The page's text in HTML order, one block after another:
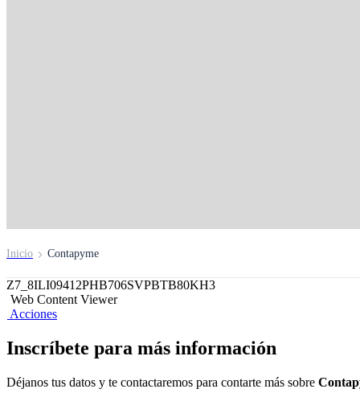
Inicio Contapyme
Z7_8ILI09412PHB706SVPBTB80KH3
Web Content Viewer
Acciones
Inscríbete para más información
Déjanos tus datos y te contactaremos para contarte más sobre